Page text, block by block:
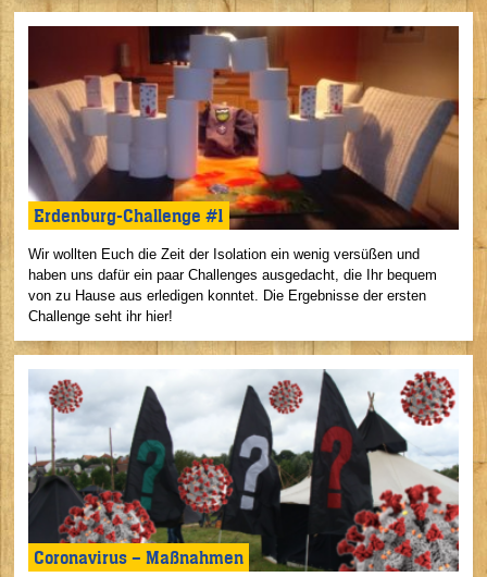
Erdenburg-Challenge #1
Wir wollten Euch die Zeit der Isolation ein wenig versüßen und
haben uns dafür ein paar Challenges ausgedacht, die Ihr bequem
von zu Hause aus erledigen konntet. Die Ergebnisse der ersten
Challenge seht ihr hier!
Coronavirus – Maßnahmen